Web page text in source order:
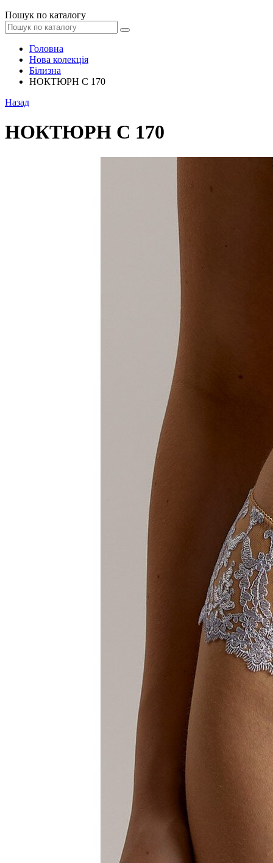
Пошук по каталогу
Головна
Нова колекція
Білизна
НОКТЮРН С 170
Назад
НОКТЮРН С 170